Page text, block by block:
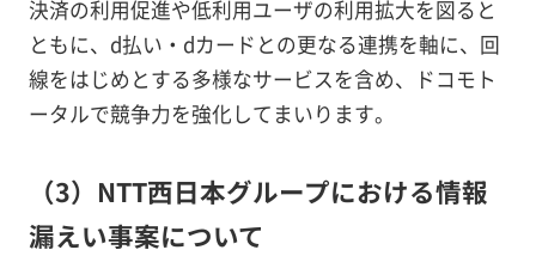
決済の利用促進や低利用ユーザの利用拡大を図ると
ともに、d払い・dカードとの更なる連携を軸に、回
線をはじめとする多様なサービスを含め、ドコモト
ータルで競争力を強化してまいります。
（3）NTT西日本グループにおける情報
漏えい事案について